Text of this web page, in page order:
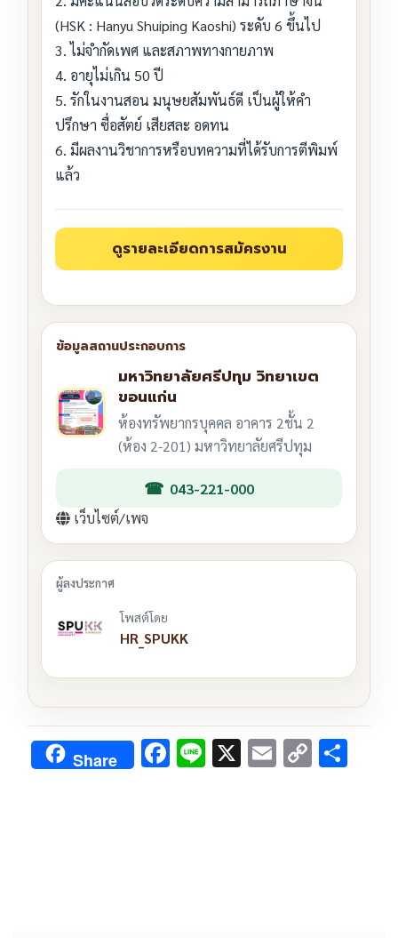
(HSK : Hanyu Shuiping Kaoshi) ระดับ 6 ขึ้นไป
3. ไม่จำกัดเพศ และสภาพทางกายภาพ
4. อายุไม่เกิน 50 ปี
5. รักในงานสอน มนุษยสัมพันธ์ดี เป็นผู้ให้คำ
ปรึกษา ซื่อสัตย์ เสียสละ อดทน
6. มีผลงานวิชาการหรือบทความที่ได้รับการตีพิมพ์
แล้ว
มหาวิทยาลัยศรีปทุม วิทยาเขต
ขอนแก่น
ห้องทรัพยากรบุคคล อาคาร 2ชั้น 2
(ห้อง 2-201) มหาวิทยาลัยศรีปทุม
043-221-000
เว็บไซต์/เพจ
โพสต์โดย
HR_SPUKK
Share F Li X E C